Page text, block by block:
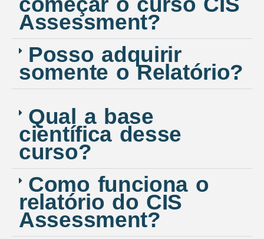
Assessment?
Posso adquirir
somente o Relatório?
Qual a base
científica desse
curso?
Como funciona o
relatório do CIS
Assessment?